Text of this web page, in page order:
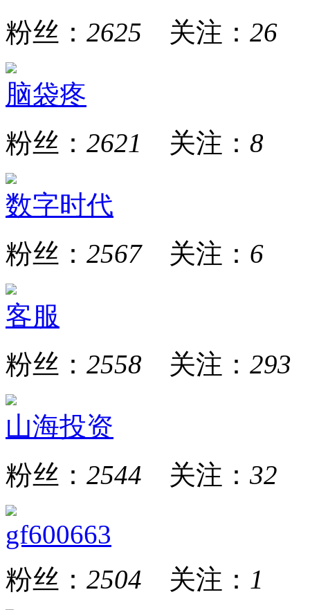
粉丝： 2625 关注： 26
脑袋疼
粉丝： 2621 关注： 8
数字时代
粉丝： 2567关注： 6
客服
粉丝： 2558 关注： 293
山海投资
粉丝： 2544 关注： 32
gf600663
粉丝： 2504 关注： 1